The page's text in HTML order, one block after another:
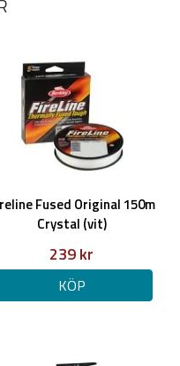
baklänges)
Fused Original 150m
Crystal (vit)
239 kr
KÖP